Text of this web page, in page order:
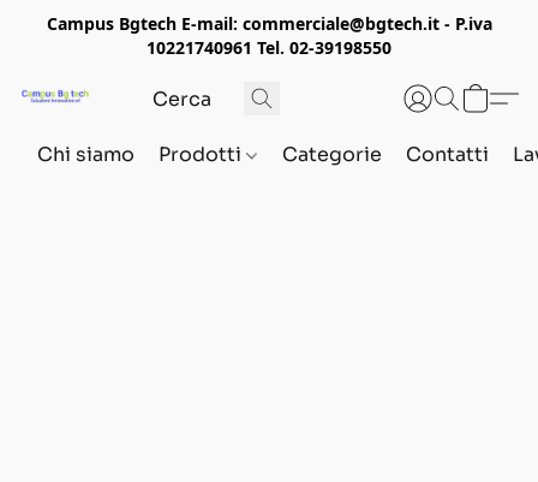
Campus Bgtech E-mail: commerciale@bgtech.it - P.iva
10221740961 Tel. 02-39198550
Chi siamo Prodotti Categorie Contatti